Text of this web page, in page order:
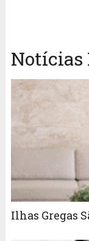
Notícias
Ilhas Gregas